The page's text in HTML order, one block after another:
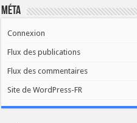
Méta
Connexion
Flux des publications
Flux des commentaires
Site de WordPress-FR